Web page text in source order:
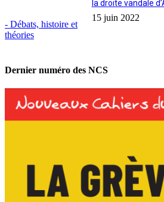
- Débats, histoire et
théories
la droite vandale
15 juin 2022
Dernier numéro des NCS